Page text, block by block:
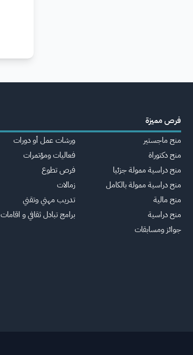
فرص مميزة
منح ماجستير
منح دكتوراة
منح دراسية ممولة جزئيا
منح دراسية ممولة بالكامل
منح مالية
منح دراسية
جوائز ومسابقات
ورشات عمل أو دورات
فعاليات ومؤتمرات
فرص تطوع
زمالات
تدريب مهني وتقني
برامج تبادل ثقافي و اقامات